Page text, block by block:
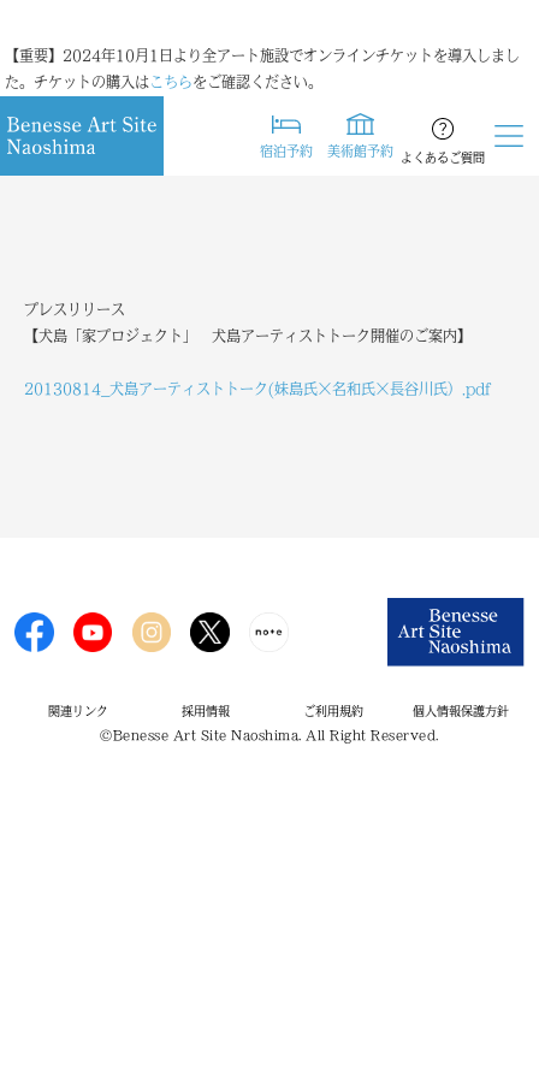
【重要】2024年10月1日より全アート施設でオンラインチケットを導入しまし
た。チケットの購入は こちらをご確認ください。
宿泊予約 美術館予約 よくあるご質問
プレスリリース
【犬島「家プロジェクト」 犬島アーティストトーク開催のご案内】
20130814_犬島アーティストトーク(妹島氏×名和氏×長谷川氏）.pdf
関連リンク 採用情報 ご利用規約
個人情報保護方針
©Benesse Art Site Naoshima. All Right Reserved.